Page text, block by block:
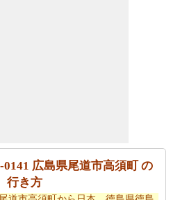
までの駆動過ごすことになりま
定するのに役立ちます。
広島県尾道市高須町 の
行き方